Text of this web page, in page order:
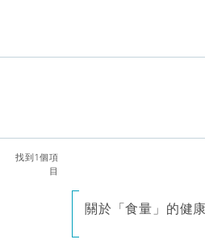
找到1個項
目
關於「食量」的健